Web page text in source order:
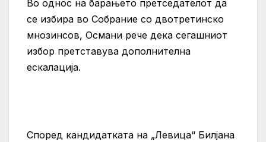
Во однос на барањето претседателот да
се избира во Собрание со двотретинско
мнозинсов, Османи рече дека сегашниот
избор претставува дополнителна
ескалација.
Според кандидатката на „Левица“ Билјана